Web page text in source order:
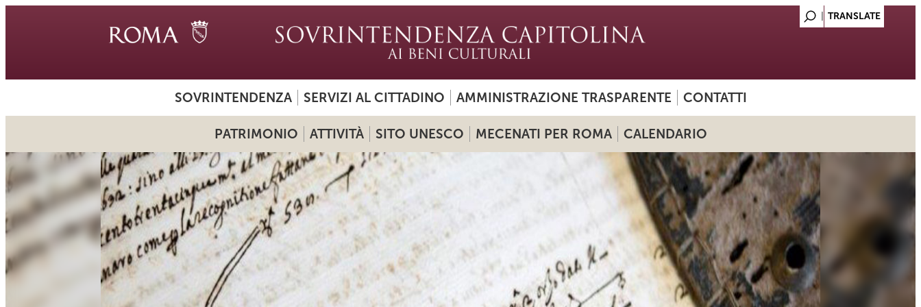
SOVRINTENDENZA SERVIZI AL CITTADINO AMMINISTRAZIONE TRASPARENTE CONTATTI
PATRIMONIO ATTIVITÀ SITO UNESCO MECENATI PER ROMA CALENDARIO